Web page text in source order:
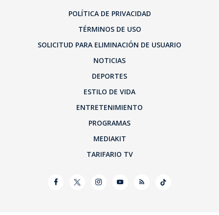
POLÍTICA DE PRIVACIDAD
TÉRMINOS DE USO
SOLICITUD PARA ELIMINACIÓN DE USUARIO
NOTICIAS
DEPORTES
ESTILO DE VIDA
ENTRETENIMIENTO
PROGRAMAS
MEDIAKIT
TARIFARIO TV